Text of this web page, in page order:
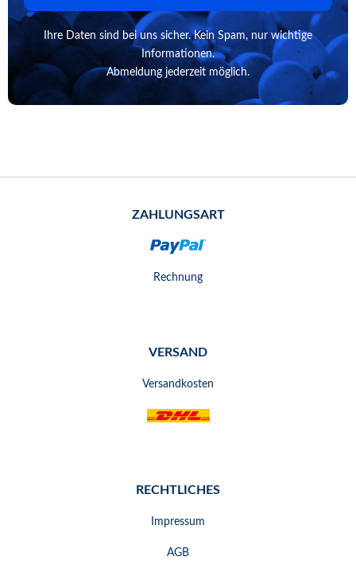
Ihre Daten sind bei uns sicher. Kein Spam, nur wichtige
Informationen.
Abmeldung jederzeit möglich.
ZAHLUNGSART
Rechnung
VERSAND
Versandkosten
RECHTLICHES
Impressum
AGB